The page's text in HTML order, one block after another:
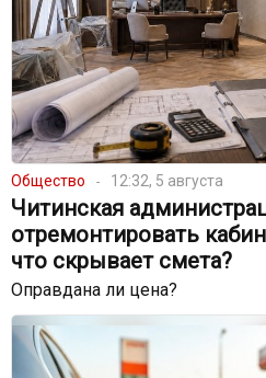
Общество 12:32, 5 августа
Читинская
отремонтировать
что скрывает смета?
Оправдана ли цена?